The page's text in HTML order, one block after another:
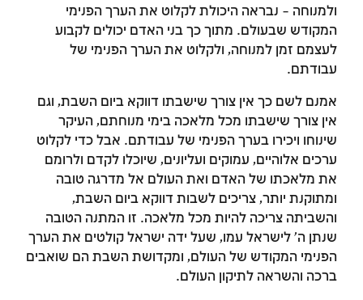
ולמנוחה – נבראה היכולת לקלוט את הערך הפנימי
המקודש שבעולם. מתוך כך בני האדם יכולים לקבוע
לעצמם זמן למנוחה, ולקלוט את הערך הפנימי של
עבודתם.
אמנם לשם כך אין צורך שישבתו דווקא ביום השבת, וגם
אין צורך שישבתו מכל מלאכה בימי מנוחתם, העיקר
שינוחו ויכירו בערך הפנימי של עבודתם. אבל כדי לקלוט
ערכים אלוהיים, עמוקים ועליונים, שיוכלו לקדם ולרומם
את מלאכתו של האדם ואת העולם אל מדרגה טובה
ומתוקנת יותר, צריכים לשבות דווקא ביום השבת,
והשביתה צריכה להיות מכל מלאכה. זו המתנה הטובה
שנתן ה' לישראל עמו, שעל ידה ישראל קולטים את הערך
הפנימי המקודש של העולם, ומקדושת השבת הם שואבים
ברכה והשראה לתיקון העולם.